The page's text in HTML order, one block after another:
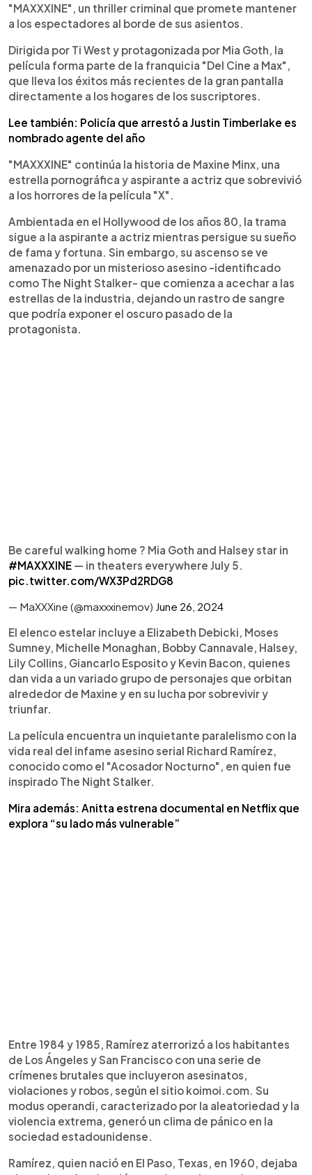
"MAXXXINE", un thriller criminal que promete mantener
a los espectadores al borde de sus asientos.
Dirigida por Ti West y protagonizada por Mia Goth, la
película forma parte de la franquicia "Del Cine a Max",
que lleva los éxitos más recientes de la gran pantalla
directamente a los hogares de los suscriptores.
Lee también: Policía que arrestó a Justin Timberlake es
nombrado agente del año
"MAXXXINE" continúa la historia de Maxine Minx, una
estrella pornográfica y aspirante a actriz que sobrevivió
a los horrores de la película "X".
Ambientada en el Hollywood de los años 80, la trama
sigue a la aspirante a actriz mientras persigue su sueño
de fama y fortuna. Sin embargo, su ascenso se ve
amenazado por un misterioso asesino -identificado
como The Night Stalker- que comienza a acechar a las
estrellas de la industria, dejando un rastro de sangre
que podría exponer el oscuro pasado de la
protagonista.
Be careful walking home ? Mia Goth and Halsey star in
#MAXXXINE — in theaters everywhere July 5.
pic.twitter.com/WX3Pd2RDG8
— MaXXXine (@maxxxinemov) June 26, 2024
El elenco estelar incluye a Elizabeth Debicki, Moses
Sumney, Michelle Monaghan, Bobby Cannavale, Halsey,
Lily Collins, Giancarlo Esposito y Kevin Bacon, quienes
dan vida a un variado grupo de personajes que orbitan
alrededor de Maxine y en su lucha por sobrevivir y
triunfar.
La película encuentra un inquietante paralelismo con la
vida real del infame asesino serial Richard Ramírez,
conocido como el "Acosador Nocturno", en quien fue
inspirado The Night Stalker.
Mira además: Anitta estrena documental en Netflix que
explora “su lado más vulnerable”
Entre 1984 y 1985, Ramírez aterrorizó a los habitantes
de Los Ángeles y San Francisco con una serie de
crímenes brutales que incluyeron asesinatos,
violaciones y robos, según el sitio koimoi.com. Su
modus operandi, caracterizado por la aleatoriedad y la
violencia extrema, generó un clima de pánico en la
sociedad estadounidense.
Ramírez, quien nació en El Paso, Texas, en 1960, dejaba